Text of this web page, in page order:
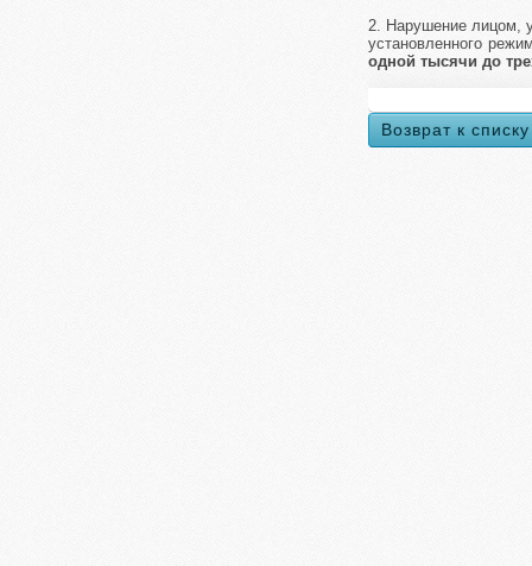
2. Нарушение лицом,
установленного
одной тысячи до
Возврат к списку